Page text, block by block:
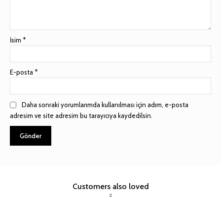
İsim *
E-posta *
Daha sonraki yorumlarımda kullanılması için adım, e-posta
adresim ve site adresim bu tarayıcıya kaydedilsin.
Customers also loved